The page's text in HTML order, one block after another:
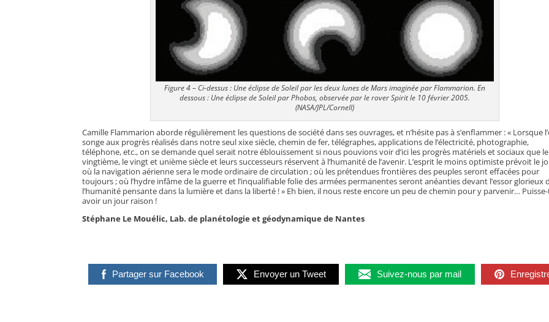
Figure 4 – Ci-dessus : Une éclipse de Soleil par les deux lunes de Mars imaginée par Flammarion. En
dessous : Une éclipse de Soleil par Phobos, observée par le rover Spirit le 10 février 2005.
(NASA/JPL/Cornell)
Camille Flammarion aborde régulièrement les questions de société dans ses ouvrages, et n’hésite pas à s’enflammer : « Lorsque
songe aux progrès réalisés dans notre seul xixe siècle, chemin de fer, télégraphes, applications de l’électricité, photographie,
téléphone, etc., on se demande quel serait notre éblouissement si nous pouvions voir d’ici les progrès matériels et sociaux que le
vingtième, le vingt et unième siècle et leurs successeurs réservent à l’humanité de l’avenir. L’esprit le moins optimiste prévoit le
où la navigation aérienne sera le mode ordinaire de circulation ; où les prétendues frontières des peuples seront effacées pour
toujours ; où l’hydre infâme de la guerre et l’inqualifiable folie des armées permanentes seront anéanties devant l’essor glorieux
l’humanité pensante dans la lumière et dans la liberté ! » Eh bien, il nous reste encore un peu de chemin pour y parvenir…
avoir un jour raison !
Stéphane Le Mouélic, Lab. de planétologie et géodynamique de Nantes
Partager sur Facebook Envoyer un Tweet Suivez-nous par mail